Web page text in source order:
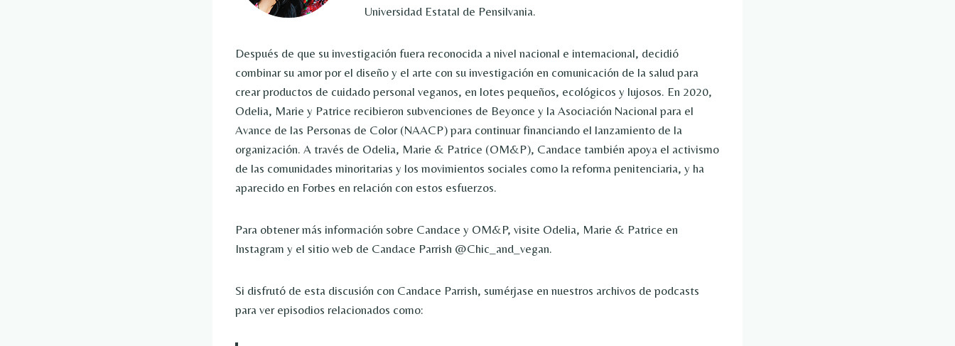
Universidad Estatal de Pensilvania.
Después de que su investigación fuera reconocida a nivel nacional e internacional, decidió
combinar su amor por el diseño y el arte con su investigación en comunicación de la salud para
crear productos de cuidado personal veganos, en lotes pequeños, ecológicos y lujosos. En 2020,
Odelia, Marie y Patrice recibieron subvenciones de Beyonce y la Asociación Nacional para el
Avance de las Personas de Color (NAACP) para continuar financiando el lanzamiento de la
organización. A través de Odelia, Marie & Patrice (OM&P), Candace también apoya el activismo
de las comunidades minoritarias y los movimientos sociales como la reforma penitenciaria, y ha
aparecido en Forbes en relación con estos esfuerzos.
Para obtener más información sobre Candace y OM&P, visite Odelia, Marie & Patrice en
Instagram y el sitio web de Candace Parrish @Chic_and_vegan.
Si disfrutó de esta discusión con Candace Parrish, sumérjase en nuestros archivos de podcasts
para ver episodios relacionados como: